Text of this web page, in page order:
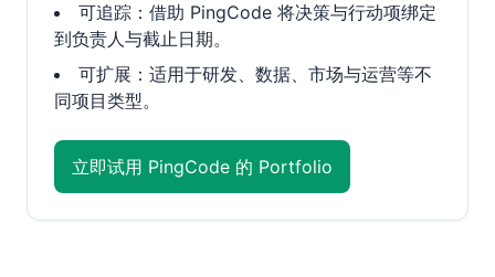
可追踪：借助 PingCode 将决策与行动项绑定
到负责人与截止日期。
可扩展：适用于研发、数据、市场与运营等不
同项目类型。
立即试用 PingCode 的 Portfolio